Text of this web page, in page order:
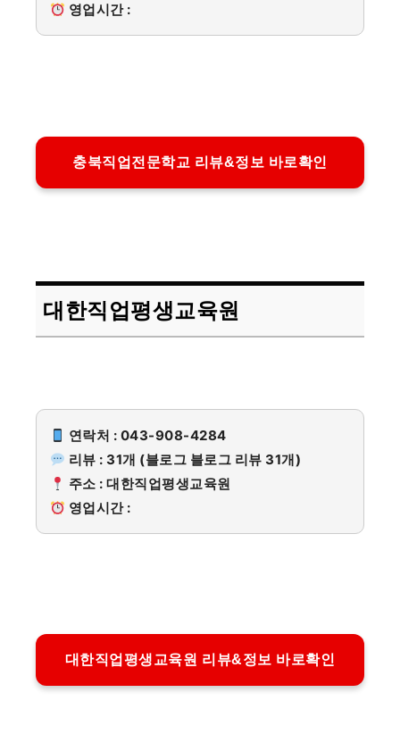
영업시간 :
충북직업전문학교 리뷰&정보 바로확인
대한직업평생교육원
연락처 : 043-908-4284
리뷰 : 31개 (블로그 블로그 리뷰 31개)
주소 : 대한직업평생교육원
영업시간 :
대한직업평생교육원 리뷰&정보 바로확인